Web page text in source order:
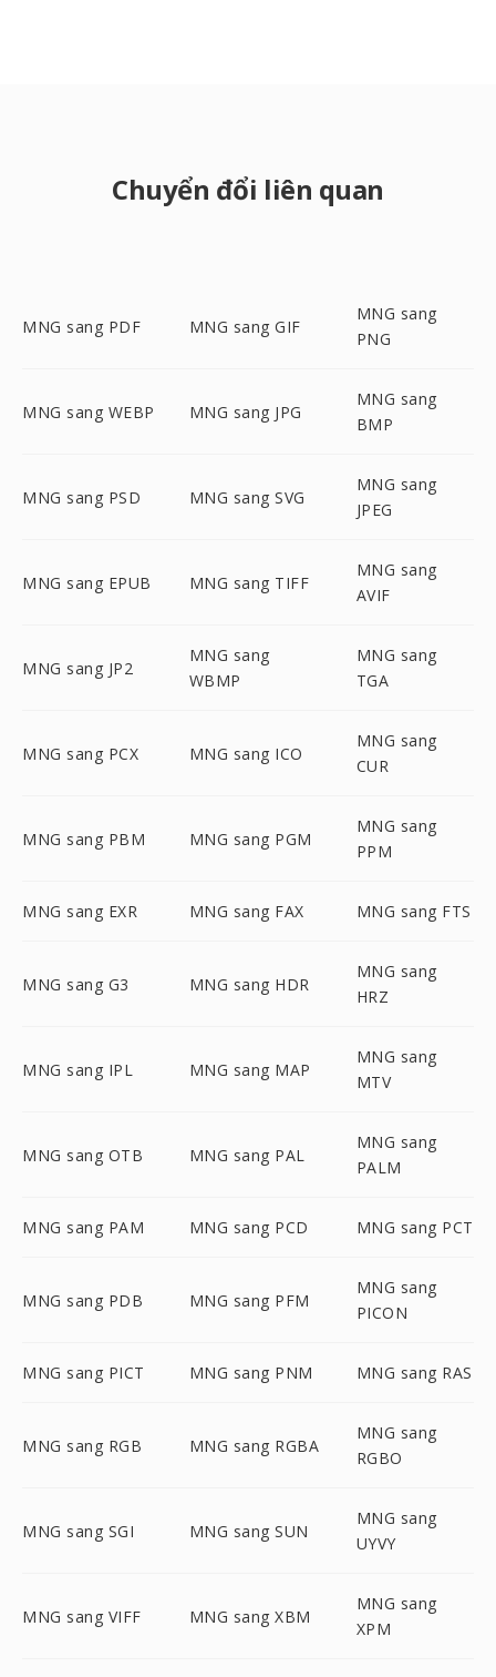
Chuyển đổi liên quan
MNG sang PDF MNG sang GIF
MNG sang
PNG
MNG sang WEBP MNG sang JPG
MNG sang
BMP
MNG sang PSD MNG sang SVG
MNG sang
JPEG
MNG sang EPUB MNG sang TIFF
MNG sang
AVIF
MNG sang JP2
MNG sang
WBMP
MNG sang
TGA
MNG sang PCX MNG sang ICO
MNG sang
CUR
MNG sang PBM MNG sang PGM
MNG sang
PPM
MNG sang EXR MNG sang FAX MNG sang FTS
MNG sang G3 MNG sang HDR
MNG sang
HRZ
MNG sang IPL MNG sang MAP
MNG sang
MTV
MNG sang OTB MNG sang PAL
MNG sang
PALM
MNG sang PAM MNG sang PCD MNG sang PCT
MNG sang PDB MNG sang PFM
MNG sang
PICON
MNG sang PICT MNG sang PNM MNG sang RAS
MNG sang RGB MNG sang RGBA
MNG sang
RGBO
MNG sang SGI MNG sang SUN
MNG sang
UYVY
MNG sang VIFF MNG sang XBM
MNG sang
XPM